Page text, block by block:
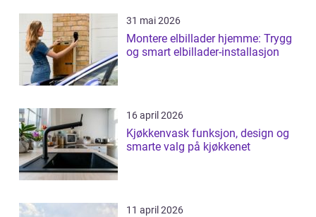
31 mai 2026
Montere elbillader hjemme: Trygg
og smart elbillader-installasjon
16 april 2026
Kjøkkenvask funksjon, design og
smarte valg på kjøkkenet
11 april 2026